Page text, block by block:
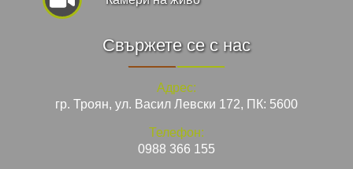
Свържете се с нас
Адрес:
гр. Троян, ул. Васил Левски 172, ПК: 5600
Телефон:
0988 366 155